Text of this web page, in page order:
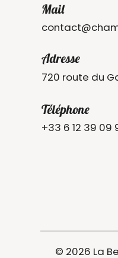
Mail
Adresse
720 route du
Téléphone
+33 6 12 39 09
© 2026 La